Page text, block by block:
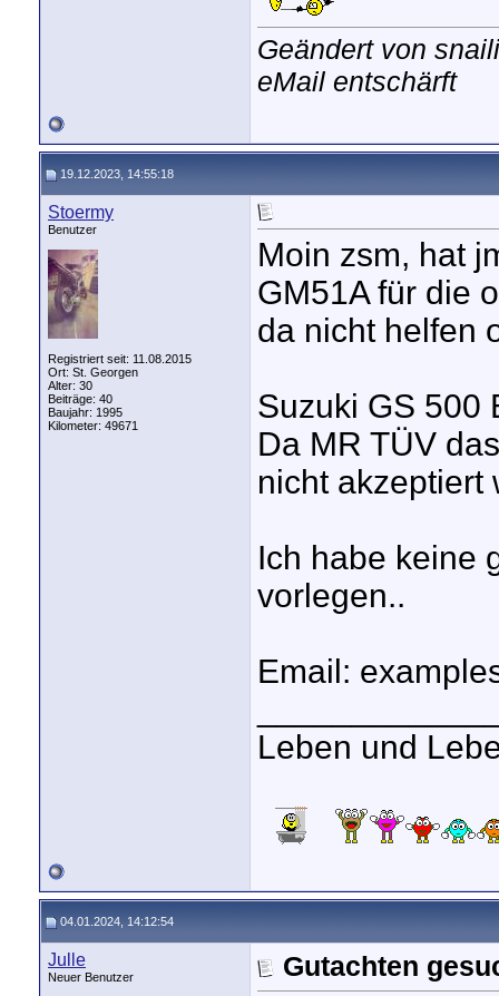
Geändert von
eMail entschärft
19.12.2023, 14:55:18
Stoermy
Benutzer
Registriert seit: 11.08.2015
Ort: St. Georgen
Alter: 30
Beiträge: 40
Baujahr: 1995
Kilometer: 49671
Moin zsm, hat
GM51A für die
da nicht helfen
Suzuki GS 500
Da MR TÜV
nicht akzeptiert
Ich habe keine
vorlegen..
Email:
Leben und
04.01.2024, 14:12:54
Julle
Neuer Benutzer
Gutachten